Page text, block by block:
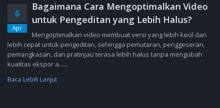
6
Apr
Bagaimana Cara Mengoptimalkan Video
untuk Pengeditan yang Lebih Halus?
Mengoptimalkan video membuat versi yang lebih kecil dan
lebih cepat untuk pengeditan, sehingga pemutaran, penggeseran,
pemangkasan, dan pratinjau terasa lebih halus tanpa mengubah
kualitas ekspor a......
Baca Lebih Lanjut